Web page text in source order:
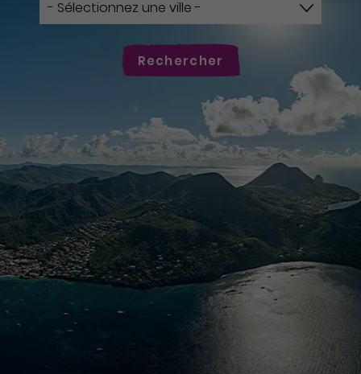
Rechercher